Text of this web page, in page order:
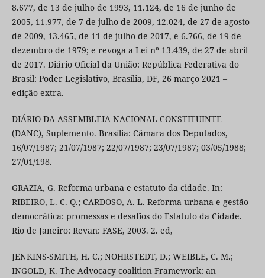
8.677, de 13 de julho de 1993, 11.124, de 16 de junho de
2005, 11.977, de 7 de julho de 2009, 12.024, de 27 de agosto
de 2009, 13.465, de 11 de julho de 2017, e 6.766, de 19 de
dezembro de 1979; e revoga a Lei nº 13.439, de 27 de abril
de 2017. Diário Oficial da União: República Federativa do
Brasil: Poder Legislativo, Brasília, DF, 26 março 2021 –
edição extra.
DIÁRIO DA ASSEMBLEIA NACIONAL CONSTITUINTE
(DANC), Suplemento. Brasília: Câmara dos Deputados,
16/07/1987; 21/07/1987; 22/07/1987; 23/07/1987; 03/05/1988;
27/01/198.
GRAZIA, G. Reforma urbana e estatuto da cidade. In:
RIBEIRO, L. C. Q.; CARDOSO, A. L. Reforma urbana e gestão
democrática: promessas e desafios do Estatuto da Cidade.
Rio de Janeiro: Revan: FASE, 2003. 2. ed,
JENKINS-SMITH, H. C.; NOHRSTEDT, D.; WEIBLE, C. M.;
INGOLD, K. The Advocacy coalition Framework: an